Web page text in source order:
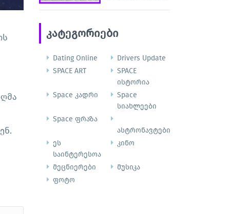
კატეგორიები
Dating Online
Drivers Update
SPACE ART
SPACE
ისტორია
Space კადრი
Space
სიახლეები
Space ფრაზა
ასტრონავტები
ეს
საინტერესოა
კინო
მეცნიერები
მუსიკა
ფოტო